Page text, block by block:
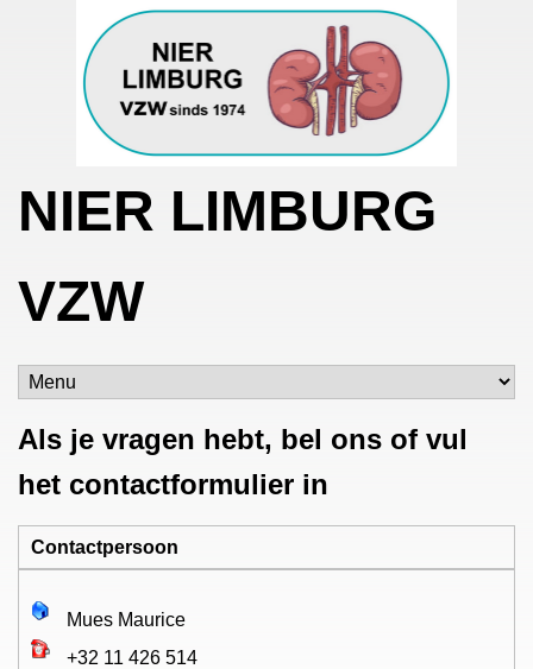
NIER LIMBURG
VZW
Als je vragen hebt, bel ons of vul
het contactformulier in
Contactpersoon
Mues Maurice
+32 11 426 514